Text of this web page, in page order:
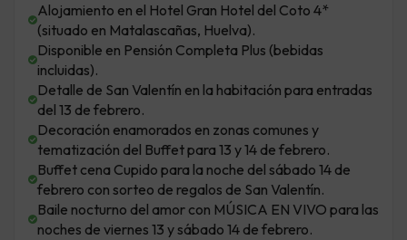
Alojamiento en el Hotel Gran Hotel del Coto 4*
(situado en Matalascañas, Huelva).
Disponible en Pensión Completa Plus (bebidas
incluidas).
Detalle de San Valentín en la habitación para entradas
del 13 de febrero.
Decoración enamorados en zonas comunes y
tematización del Buffet para 13 y 14 de febrero.
Buffet cena Cupido para la noche del sábado 14 de
febrero con sorteo de regalos de San Valentín.
Baile nocturno del amor con MÚSICA EN VIVO para las
noches de viernes 13 y sábado 14 de febrero.